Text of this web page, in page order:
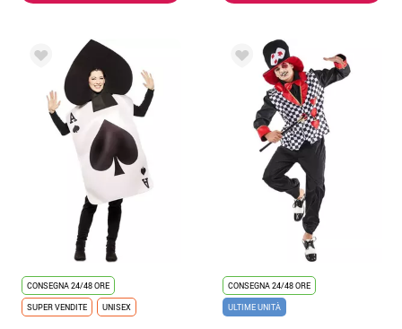
CONSEGNA 24/48 ORE
SUPER VENDITE
UNISEX
CONSEGNA 24/48 ORE
ULTIME UNITÀ